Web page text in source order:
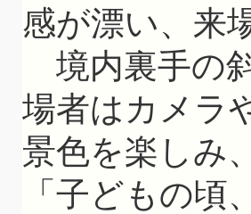
感が漂い、来
境内裏手の
場者はカメラ
景色を楽しみ
「子どもの